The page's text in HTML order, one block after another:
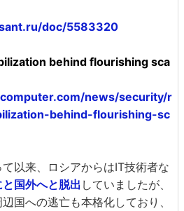
doc/5583320
behind flourishing sca
news/security/r
behind-flourishing-sc
以来、ロシアからはIT技術者な
国外へと脱出 していましたが、
国への逃亡も本格化しており、